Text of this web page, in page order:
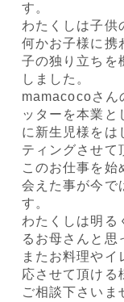
す。
わたくしは子供
何かお子様に携
子の独り立ちを
しました。
mamacocoさん
ッターを本業と
に新生児様をは
ティングさせて
このお仕事を始
会えた事が今で
す。
わたくしは明る
るお母さんと思
またお料理や
応させて頂ける
ご相談下さいま